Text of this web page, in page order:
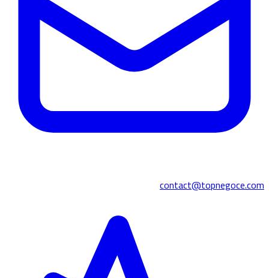
contact@topnegoce.com